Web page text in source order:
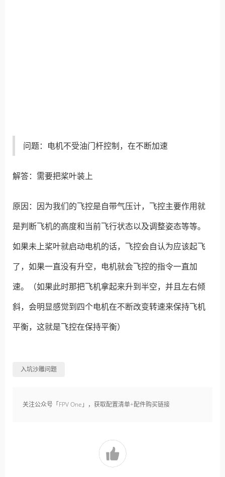
问题：电机不受油门杆控制，在不断加速
解答：需要把桨叶装上
原因：因为我们的飞控是自带气压计，飞控主要作用就
是判断飞机的高度和当前飞行状态以及调整姿态等等。
如果未上桨叶就启动电机的话，飞控会自认为应该起飞
了，如果一直没有升空，电机就会飞控的指令一直加
速。（如果此时那把飞机拿起来升到半空，并且左右倾
斜，会明显感觉到四个电机在不断改变转速来保持飞机
平衡，这就是飞控在保持平衡）
入坑沙雕问题
关注公众号「FPV One」，获取配置清单+配件购买链接